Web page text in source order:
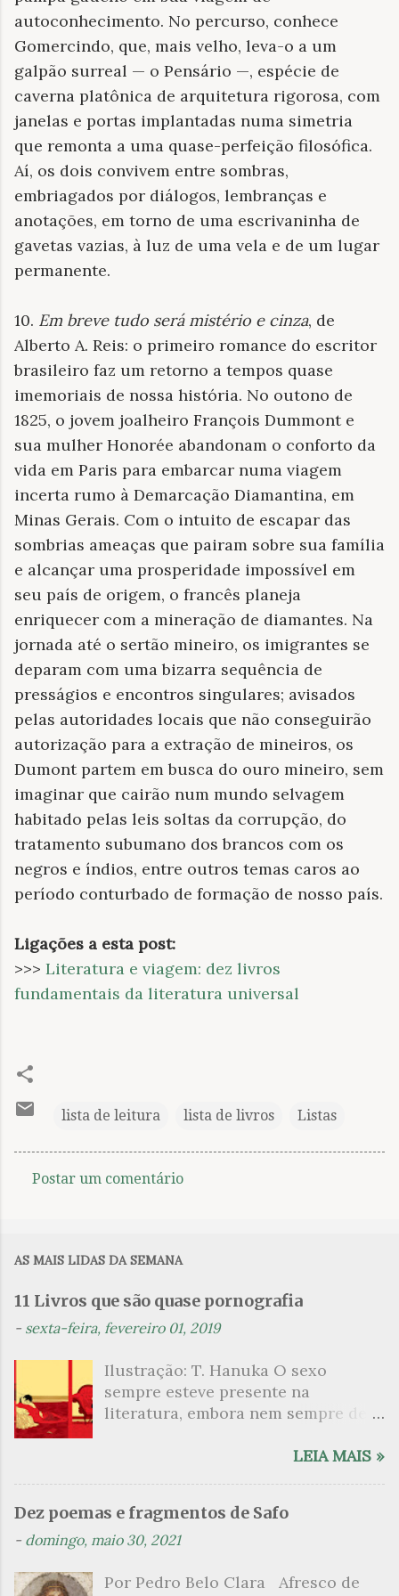
autoconhecimento. No percurso, conhece
Gomercindo, que, mais velho, leva-o a um
galpão surreal — o Pensário —, espécie de
caverna platônica de arquitetura rigorosa, com
janelas e portas implantadas numa simetria
que remonta a uma quase-perfeição filosófica.
Aí, os dois convivem entre sombras,
embriagados por diálogos, lembranças e
anotações, em torno de uma escrivaninha de
gavetas vazias, à luz de uma vela e de um lugar
permanente.
10. Em breve tudo será mistério e cinza, de
Alberto A. Reis: o primeiro romance do escritor
brasileiro faz um retorno a tempos quase
imemoriais de nossa história. No outono de
1825, o jovem joalheiro François Dummont e
sua mulher Honorée abandonam o conforto da
vida em Paris para embarcar numa viagem
incerta rumo à Demarcação Diamantina, em
Minas Gerais. Com o intuito de escapar das
sombrias ameaças que pairam sobre sua família
e alcançar uma prosperidade impossível em
seu país de origem, o francês planeja
enriquecer com a mineração de diamantes. Na
jornada até o sertão mineiro, os imigrantes se
deparam com uma bizarra sequência de
presságios e encontros singulares; avisados
pelas autoridades locais que não conseguirão
autorização para a extração de mineiros, os
Dumont partem em busca do ouro mineiro, sem
imaginar que cairão num mundo selvagem
habitado pelas leis soltas da corrupção, do
tratamento subumano dos brancos com os
negros e índios, entre outros temas caros ao
período conturbado de formação de nosso país.
Ligações a esta post:
>>> Literatura e viagem: dez livros
fundamentais da literatura universal
lista de leitura lista de livros Listas
n
t
i
o
Postar um comentário
AS MAIS LIDAS DA SEMANA
11 Livros que são quase pornografia
- sexta-feira, fevereiro 01, 2019
Ilustração: T. Hanuka O sexo
sempre esteve presente na
literatura, embora nem sempre de
que mergulharam em sua própria
psicanalítico e findaram por revelar
a partir dessa intimidade o lado
apresenta um conjunto de livros
LEIA MAIS »
Dez poemas e fragmentos de Safo
- domingo, maio 30, 2021
Por Pedro Belo Clara Afresco de